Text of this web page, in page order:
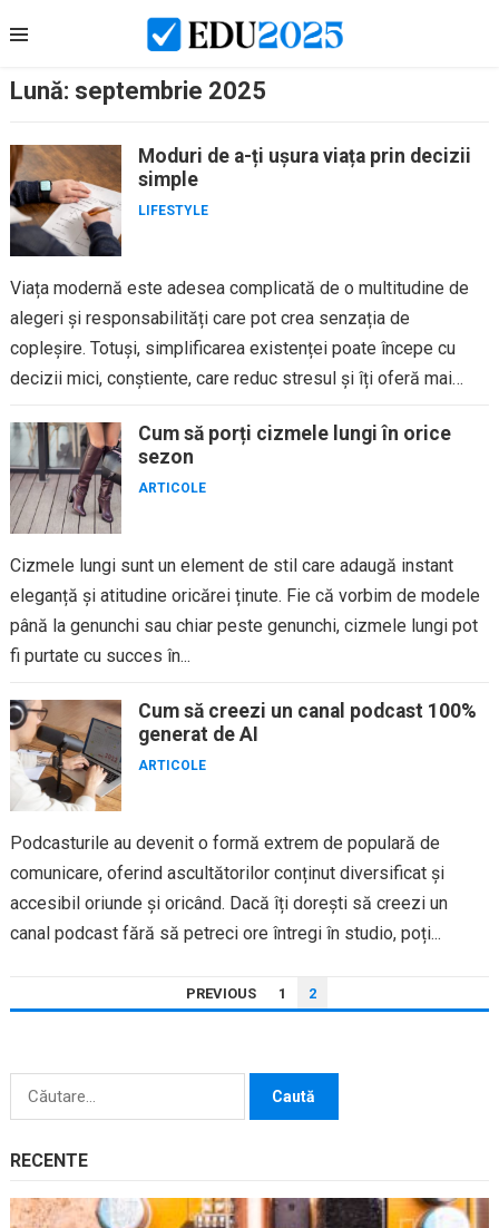
to
Lună: septembrie 2025
Moduri de a-ți ușura viața prin decizii
simple
LIFESTYLE
Viața modernă este adesea complicată de o multitudine de
alegeri și responsabilități care pot crea senzația de
copleșire. Totuși, simplificarea existenței poate începe cu
decizii mici, conștiente, care reduc stresul și îți oferă mai
Cum să porți cizmele lungi în orice
sezon
ARTICOLE
Cizmele lungi sunt un element de stil care adaugă instant
eleganță și atitudine oricărei ținute. Fie că vorbim de modele
până la genunchi sau chiar peste genunchi, cizmele lungi pot
fi purtate cu succes în...
Cum să creezi un canal podcast 100%
generat de AI
ARTICOLE
Podcasturile au devenit o formă extrem de populară de
comunicare, oferind ascultătorilor conținut diversificat și
accesibil oriunde și oricând. Dacă îți dorești să creezi un
canal podcast fără să petreci ore întregi în studio, poți...
ARTICOLE
PREVIOUS 1 2
Caută
RECENTE